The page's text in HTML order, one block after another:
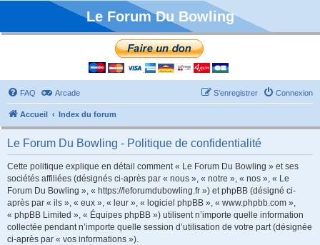
Le Forum Du Bowling
FAQ Arcade Connexion
S’enregistrer
Accueil Index du forum
Le Forum Du Bowling - Politique de confidentialité
Cette politique explique en détail comment « Le Forum Du Bowling » et ses
sociétés affiliées (désignés ci-après par « nous », « notre », « nos », « Le
Forum Du Bowling », « https://leforumdubowling.fr ») et phpBB (désigné ci-
après par « ils », « eux », « leur », « logiciel phpBB », « www.phpbb.com »,
« phpBB Limited », « Équipes phpBB ») utilisent n’importe quelle information
collectée pendant n’importe quelle session d’utilisation de votre part (désignée
ci-après par « vos informations »).